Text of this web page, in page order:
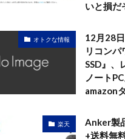
いと損だ
オトクな情報
12月28
リコン
SSD』、
ノート
amazon
楽天
Anker製
+送料無